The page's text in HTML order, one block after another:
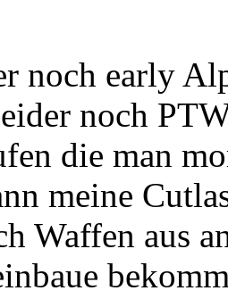
noch early
noch
die man
meine
Waffen aus